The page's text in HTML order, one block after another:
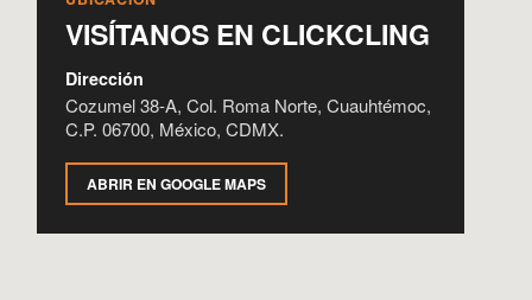
VISÍTANOS EN CLICKCLING
Dirección
Cozumel 38-A, Col. Roma Norte, Cuauhtémoc,
C.P. 06700, México, CDMX.
ABRIR EN GOOGLE MAPS